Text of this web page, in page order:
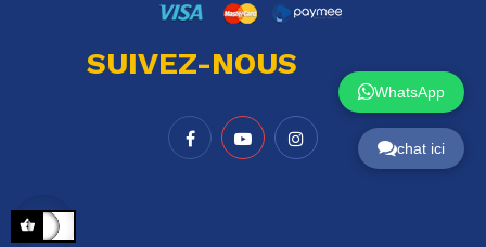
chat ici
WhatsApp
SUIVEZ-NOUS